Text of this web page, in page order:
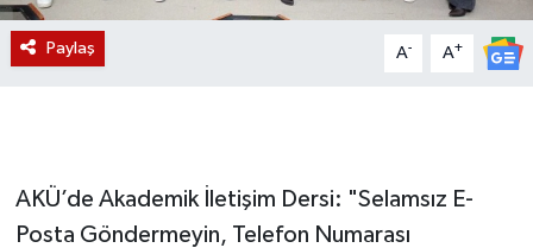
Paylaş A- A+
AKÜ’de Akademik İletişim Dersi: "Selamsız E-
Posta Göndermeyin, Telefon Numarası